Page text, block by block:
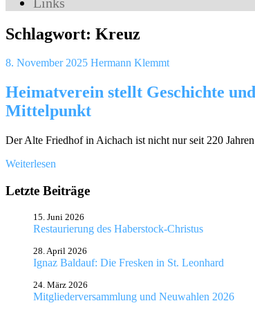
Schlagwort: Kreuz
8. November 2025 Hermann Klemmt
Heimatverein stellt Geschichte
Mittelpunkt
Der Alte Friedhof in Aichach ist nicht nur seit 220
Weiterlesen
Letzte Beiträge
Restaurierung des Haberstock-Christus
15. Juni 2026
Ignaz Baldauf: Die Fresken in St. Leonhard
28. April 2026
Mitgliederversammlung und Neuwahlen 2026
24. März 2026